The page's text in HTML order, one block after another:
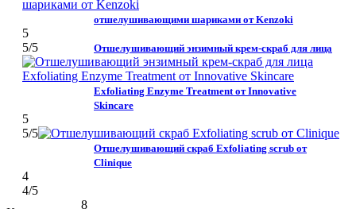
отшелушивающими шариками от Kenzoki
5
5/5 Отшелушивающий энзимный крем-скраб для лица
Exfoliating Enzyme Treatment от Innovative
Skincare
5
5/5
Отшелушивающий скраб Exfoliating scrub от
Clinique
4
4/5
8